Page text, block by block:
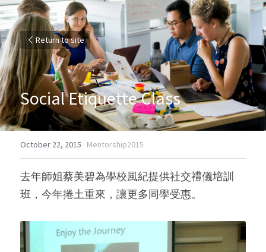
Return to site
Social Etiquette Class
October 22, 2015 · Mentorship2015
去年師姐蔡美碧為學校風紀提供社交禮儀培訓
班，今年捲土重來，讓更多同學受惠。